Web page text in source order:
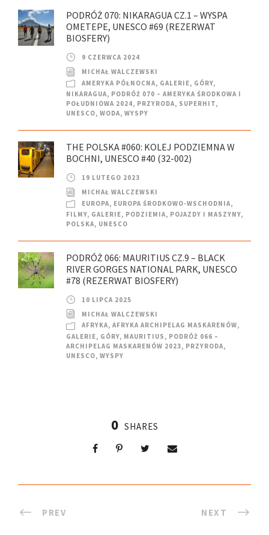
PODRÓŻ 070: NIKARAGUA CZ.1 – WYSPA
OMETEPE, UNESCO #69 (REZERWAT
BIOSFERY)
9 CZERWCA 2024
MICHAŁ WALCZEWSKI
AMERYKA PÓŁNOCNA, GALERIE, GÓRY,
NIKARAGUA, PODRÓŻ 070 – AMERYKA ŚRODKOWA I
POŁUDNIOWA 2024, PRZYRODA, SUPERHIT,
UNESCO, WODA, WYSPY
THE POLSKA #060: KOLEJ PODZIEMNA W
BOCHNI, UNESCO #40 (32-002)
19 LUTEGO 2023
MICHAŁ WALCZEWSKI
EUROPA, EUROPA ŚRODKOWO-WSCHODNIA,
FILMY, GALERIE, PODZIEMIA, POJAZDY I MASZYNY,
POLSKA, UNESCO
PODRÓŻ 066: MAURITIUS CZ.9 – BLACK
RIVER GORGES NATIONAL PARK, UNESCO
#78 (REZERWAT BIOSFERY)
10 LIPCA 2025
MICHAŁ WALCZEWSKI
AFRYKA, AFRYKA ARCHIPELAG MASKARENÓW,
GALERIE, GÓRY, MAURITIUS , PODRÓŻ 066 –
ARCHIPELAG MASKARENÓW 2023, PRZYRODA,
UNESCO, WYSPY
0 SHARES
PREV NEXT